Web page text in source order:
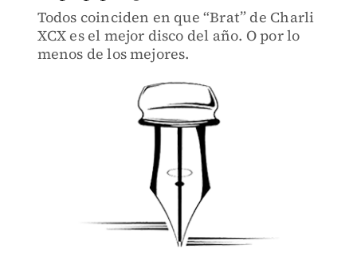
Todos coinciden en que “Brat” de Charli
XCX es el mejor disco del año. O por lo
menos de los mejores.